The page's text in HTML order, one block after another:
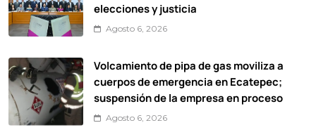
elecciones y justicia
Agosto 6, 2026
Volcamiento de pipa de gas moviliza a
cuerpos de emergencia en Ecatepec;
suspensión de la empresa en proceso
Agosto 6, 2026